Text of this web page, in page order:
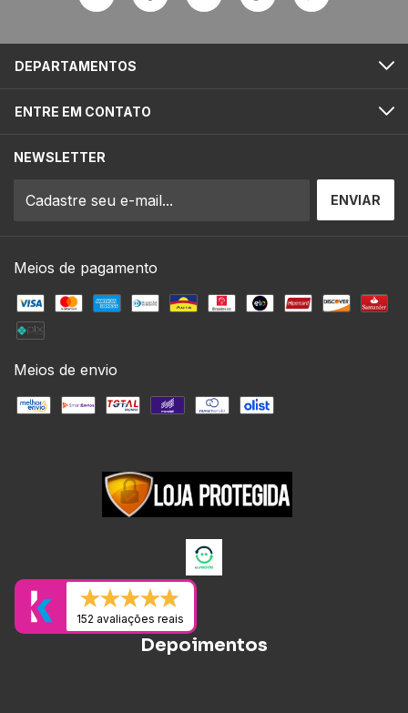
DEPARTAMENTOS
ENTRE EM CONTATO
NEWSLETTER
Meios de pagamento
Meios de envio
152 avaliações reais
Depoimentos